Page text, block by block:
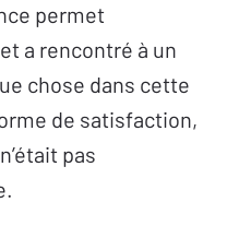
permet
a rencontré à un
chose dans cette
de satisfaction,
pas